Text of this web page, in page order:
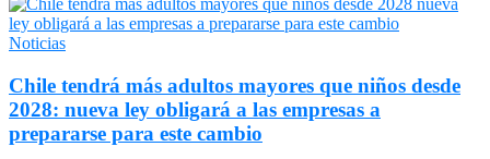
Noticias
Chile tendrá más adultos mayores que niños desde
2028: nueva ley obligará a las empresas a
prepararse para este cambio